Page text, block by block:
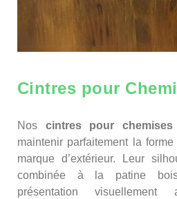
Cintres pour
Nos cintres pour chemises
maintenir parfaitement la
marque d’extérieur. Leur
combinée à la patine
présentation